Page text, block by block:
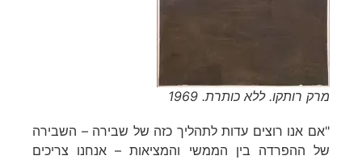
מרק רותקו. ללא כותרת. 1969
"אם אנו רוצים עדות לתהליך כזה של שבירה – השבירה
של ההפרדה בין הממשי והמציאות – אנחנו צריכים